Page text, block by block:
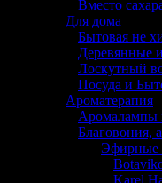
Вместо
Для дома
Бытовая не
Деревянные
Лоскутный
Посуда и
Ароматерапия
Аромалампы
Благовония,
Эфирные
Karel